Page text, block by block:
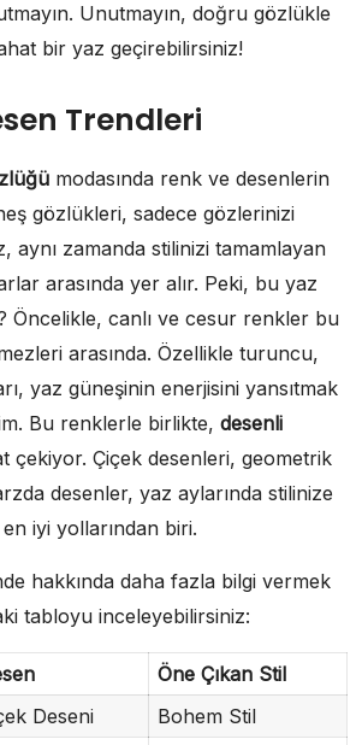
Unutmayın, doğru gözlükle
bir yaz geçirebilirsiniz!
Trendleri
modasında renk ve desenlerin
gözlükleri, sadece gözlerinizi
aynı zamanda stilinizi tamamlayan
arasında yer alır. Peki, bu yaz
Öncelikle, canlı ve cesur renkler bu
arasında. Özellikle turuncu,
yaz güneşinin enerjisini yansıtmak
Bu renklerle birlikte, desenli
çekiyor. Çiçek desenleri, geometrik
desenler, yaz aylarında stilinize
iyi yollarından biri.
hakkında daha fazla bilgi vermek
tabloyu inceleyebilirsiniz:
Öne Çıkan Stil
Deseni
Bohem Stil